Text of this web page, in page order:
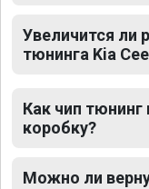
Увеличится ли
тюнинга Kia
Как чип тюнинг
коробку?
Можно ли